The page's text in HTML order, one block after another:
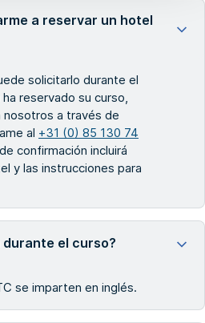
a reservar un hotel
solicitarlo durante el
reservado su curso,
a través de
al +31 (0) 85 130 74
confirmación incluirá
y las instrucciones para
durante el curso?
se imparten en inglés.